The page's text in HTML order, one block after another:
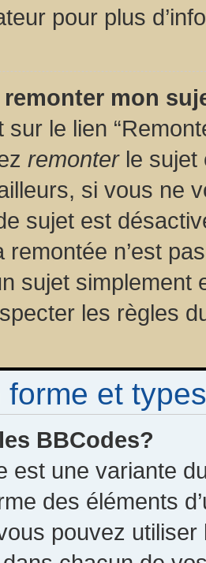
pour plus
mon
sur le lien
remonterle sujet
si vous ne
sujet est
remontée n’est
sujet simplement
les règles
forme et
BBCodes?
est une variante
des éléments
pouvez